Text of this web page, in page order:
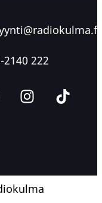
2140 222